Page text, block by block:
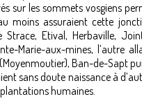
sur les sommets vosgiens
moins assuraient cette
Etival, Herbaville,
Marie-aux-mines, l’autre
Ban-de-Sapt
sans doute naissance à
humaines.